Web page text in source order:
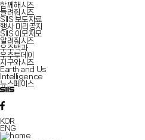
함께해시즈
들려줘시즈
SIIS 보도자료
행사 미리공지
SIIS 이모저모
알려줘시즈
우주백과
우주투데이
지구와시즈
Earth and Us
Intelligence
뉴스페이스
KOR
ENG